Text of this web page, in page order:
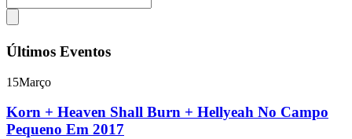
Últimos Eventos
15Março
Korn + Heaven Shall Burn + Hellyeah No Campo
Pequeno Em 2017